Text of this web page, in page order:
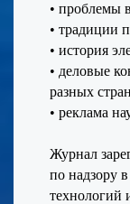
• проблемы
• традиции
• история
• деловые
разных стран
• реклама
Журнал
по надзору
технологий